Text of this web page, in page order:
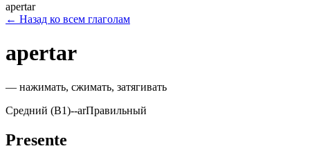
apertar
← Назад ко всем глаголам
apertar
— нажимать, сжимать, затягивать
Средний (B1)--arПравильный
Presente